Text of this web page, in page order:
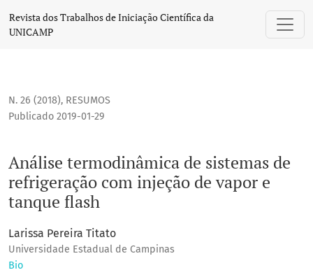
Análise termodinâmica de sistemas de refrigeração com
Revista dos Trabalhos de Iniciação Científica da
UNICAMP
N. 26 (2018), RESUMOS
Análise termodinâmica de sistemas de
refrigeração com injeção de vapor e
tanque flash
Publicado 2019-01-29
Larissa Pereira Titato
Universidade Estadual de Campinas
Bio